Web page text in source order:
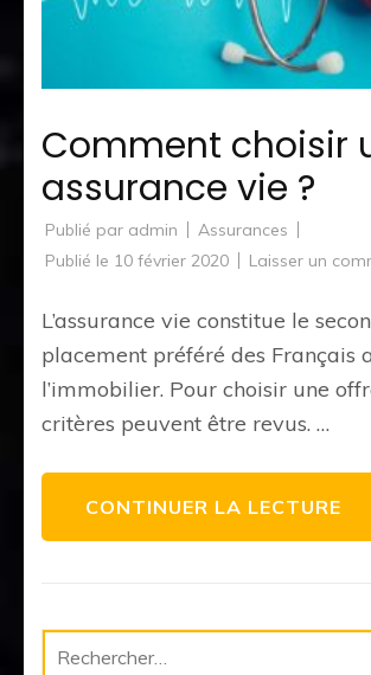
Comment choisir
assurance vie ?
Publié par admin
Assurances
Publié le 10 février 2020 Laisser un
L’assurance vie constitue le
placement préféré des Français
l’immobilier. Pour choisir une
critères peuvent être revus. …
CONTINUER LA LECTURE
Rechercher :